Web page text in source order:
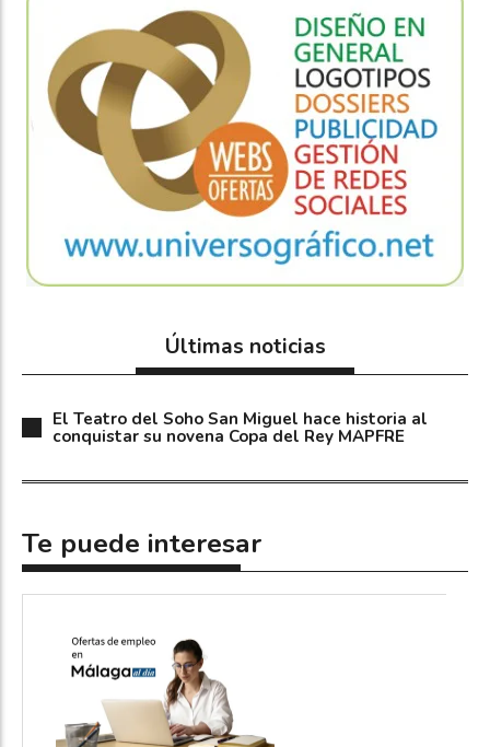
Últimas noticias
El Teatro del Soho San Miguel hace historia al
conquistar su novena Copa del Rey MAPFRE
Te puede interesar